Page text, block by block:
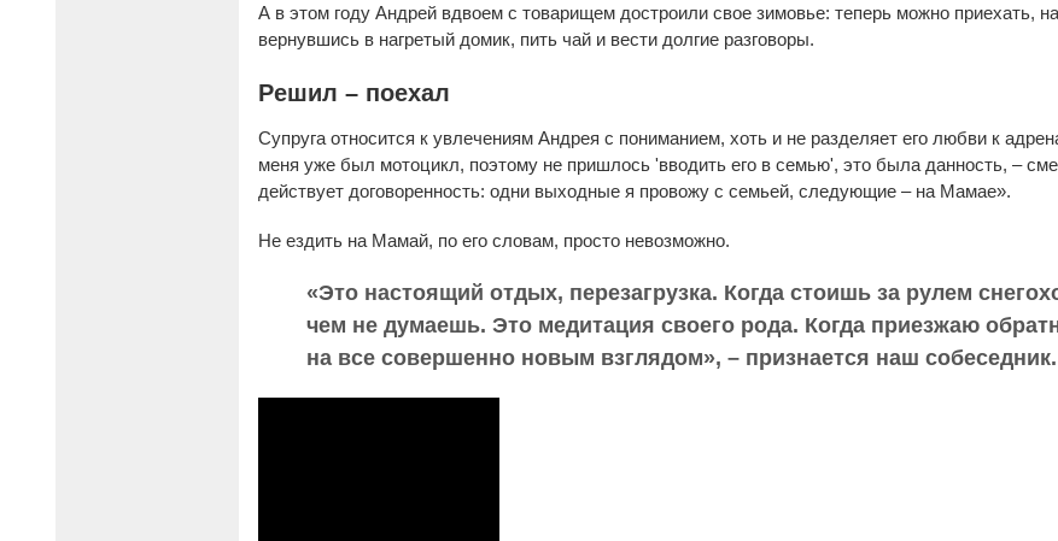
А в этом году Андрей вдвоем с товарищем достроили свое зимовье: теперь можно приехать,
вернувшись в нагретый домик, пить чай и вести долгие разговоры.
Решил – поехал
Супруга относится к увлечениям Андрея с пониманием, хоть и не разделяет его любви к
меня уже был мотоцикл, поэтому не пришлось 'вводить его в семью', это была данность, –
действует договоренность: одни выходные я провожу с семьей, следующие – на Мамае».
Не ездить на Мамай, по его словам, просто невозможно.
«Это настоящий отдых, перезагрузка. Когда стоишь за рулем
чем не думаешь. Это медитация своего рода. Когда приезжаю
на все совершенно новым взглядом», – признается наш собеседник.